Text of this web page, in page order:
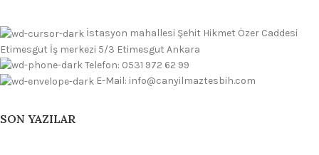
İstasyon mahallesi Şehit Hikmet Özer Caddesi
Etimesgut İş merkezi 5/3 Etimesgut Ankara
Telefon: 0531 972 62 99
E-Mail: info@canyilmaztesbih.com
SON YAZILAR